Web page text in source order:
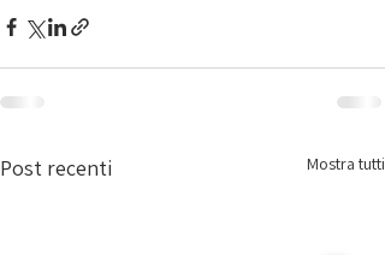
Post recenti Mostra tutti